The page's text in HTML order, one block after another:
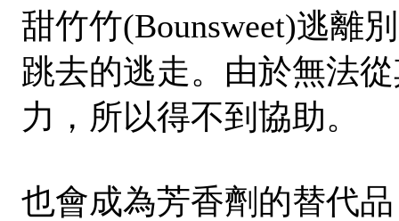
甜竹竹(Bounsweet)逃離
跳去的逃走。由於無法
力，所以得不到協助。
也會成為芳香劑的替代品